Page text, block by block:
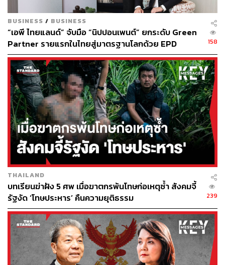
การกำหนดเป้าหมาย Net Zero ค.ศ. 2065 มาจากผลการ
ศึกษาการจัดทำยุทธศาสตร์ระยะยาวในการพัฒนาที่ปล่อย
ก๊าซเรือนกระจกต่ำ ในเบื้องต้นระบุว่า ประเทศไทยจะมุ่งสู่
การปล่อยก๊าซเรือนกระจกสุทธิเป็นศูนย์ (Net-Zero GHG
Emissions) โดยเร็วที่สุดภายในระยะครึ่งหลังของศตวรรษนี้
และมีระดับการปล่อยก๊าซเรือนกระจกสูงสุด (Peak GHG
Emissions) ใน ค.ศ. 2030 (พ.ศ. 2573) ขณะเดียวกัน จะมุ่งสู่
การเป็นประเทศที่มีความเป็นกลางทางคาร์บอน (Carbon
Neutrality) ภายใน ค.ศ. 2065 (พ.ศ. 2608) ผ่านการดำเนิน
งานตามแผนพลังงานชาติ ซึ่งมุ่งเน้นมาตรการสำคัญ เช่น
การเพิ่มสัดส่วนพลังงานหมุนเวียน การใช้เทคโนโลยียาน
ยนต์ไฟฟ้า การเพิ่มประสิทธิภาพการใช้พลังงานโดยใช้
เทคโนโลยีและนวัตกรรม รวมถึงการปรับโครงสร้างกิจการ
พลังงานเพื่อรองรับแนวโน้มการเปลี่ยนผ่านด้านพลังงาน
เป็นต้น
เมื่อเป็นเช่นนี้ เป้าหมาย NDC ใหม่ 40% ในถ้อยแถลงของ
นายกรัฐมนตรีที่กลาสโกว์ น่าจะล้อไปกับการปล่อยก๊าซเรือน
กระจกที่คาดว่าจะเกิดขึ้นสูงสุดใน ค.ศ. 2030 (พ.ศ. 2573)
หรือ Peak Greenhouse Gas Emissions ของยุทธศาสตร์
ระยะยาวในการพัฒนาที่ปล่อยก๊าซเรือนกระจกต่ำ
BUSINESS / BUSINESS
“เอพี ไทยแลนด์” จับมือ “นิปปอนเพนต์” ยกระดับ Green
Partner รายแรกในไทยสู่มาตรฐานโลกด้วย EPD
International พร้อมชูแนวคิด Global Standards for
Global Sustainable Living ส่งมอบบ้านคุณภาพ ลด
ผลกระทบต่อสิ่งแวดล้อม พร้อมปั้นนักออกแบบที่ใส่ใจโลก
158
THAILAND
บทเรียนฆ่าฝัง 5 ศพ เมื่อฆาตกรพ้นโทษก่อเหตุซ้ำ สังคมจี้
รัฐงัด ‘โทษประหาร’ คืนความยุติธรรม
239